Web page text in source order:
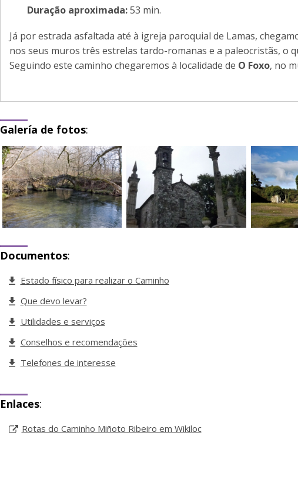
Duração aproximada:53 min.
Já por estrada asfaltada até à igreja paroquial de Lamas,
nos seus muros três estrelas tardo-romanas e a paleocristãs, o
Seguindo este caminho chegaremos à localidade de O Foxo, no
Galería de fotos:
Documentos:
Estado físico para realizar o Caminho
Que devo levar?
Utilidades e serviços
Conselhos e recomendações
Telefones de interesse
Enlaces:
Rotas do Caminho Miñoto Ribeiro em Wikiloc